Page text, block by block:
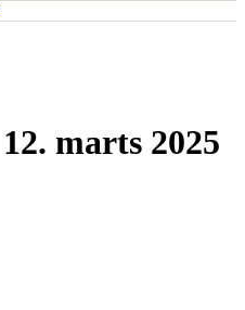
12. marts 2025